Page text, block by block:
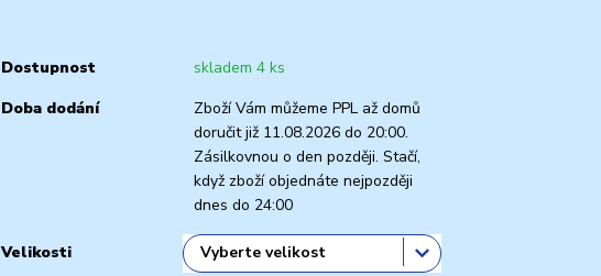
Dostupnost
skladem 4 ks
Doba dodání
Zboží Vám můžeme PPL až domů
doručit již 11.08.2026 do 20:00.
Zásilkovnou o den později. Stačí,
když zboží objednáte nejpozději
dnes do 24:00
Velikosti